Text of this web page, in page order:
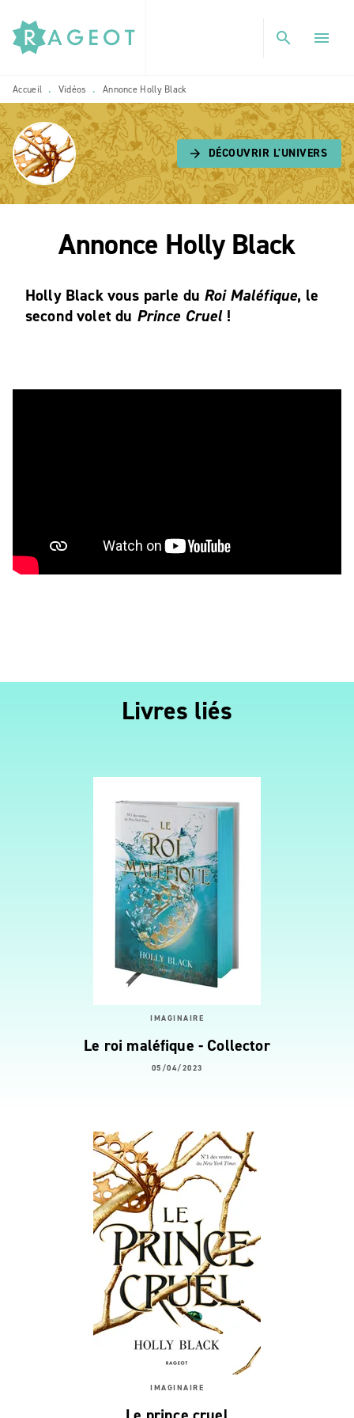
MENU RECHERCHE
PIED DE PAGE
search menu
Accueil • Vidéos • Annonce Holly Black
arrow_forward DÉCOUVRIR L'UNIVERS
Annonce Holly Black
Holly Black vous parle du Roi Maléfique, le
second volet du Prince Cruel!
Livres liés
IMAGINAIRE
Le roi maléfique - Collector
05/04/2023
IMAGINAIRE